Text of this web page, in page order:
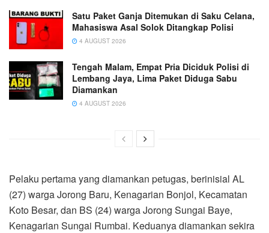
Satu Paket Ganja Ditemukan di Saku Celana,
Mahasiswa Asal Solok Ditangkap Polisi
4 AUGUST 2026
Tengah Malam, Empat Pria Diciduk Polisi di
Lembang Jaya, Lima Paket Diduga Sabu
Diamankan
4 AUGUST 2026
Pelaku pertama yang diamankan petugas, berinisial AL
(27) warga Jorong Baru, Kenagarian Bonjol, Kecamatan
Koto Besar, dan BS (24) warga Jorong Sungai Baye,
Kenagarian Sungai Rumbai. Keduanya diamankan sekira